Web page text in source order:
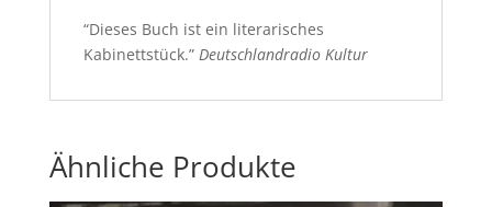
“Dieses Buch ist ein literarisches
Kabinettstück.” Deutschlandradio Kultur
Ähnliche Produkte